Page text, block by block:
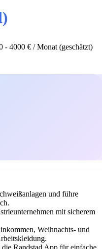
- 4000 € / Monat (geschätzt)
und führe
mit sicherem
Weihnachts- und